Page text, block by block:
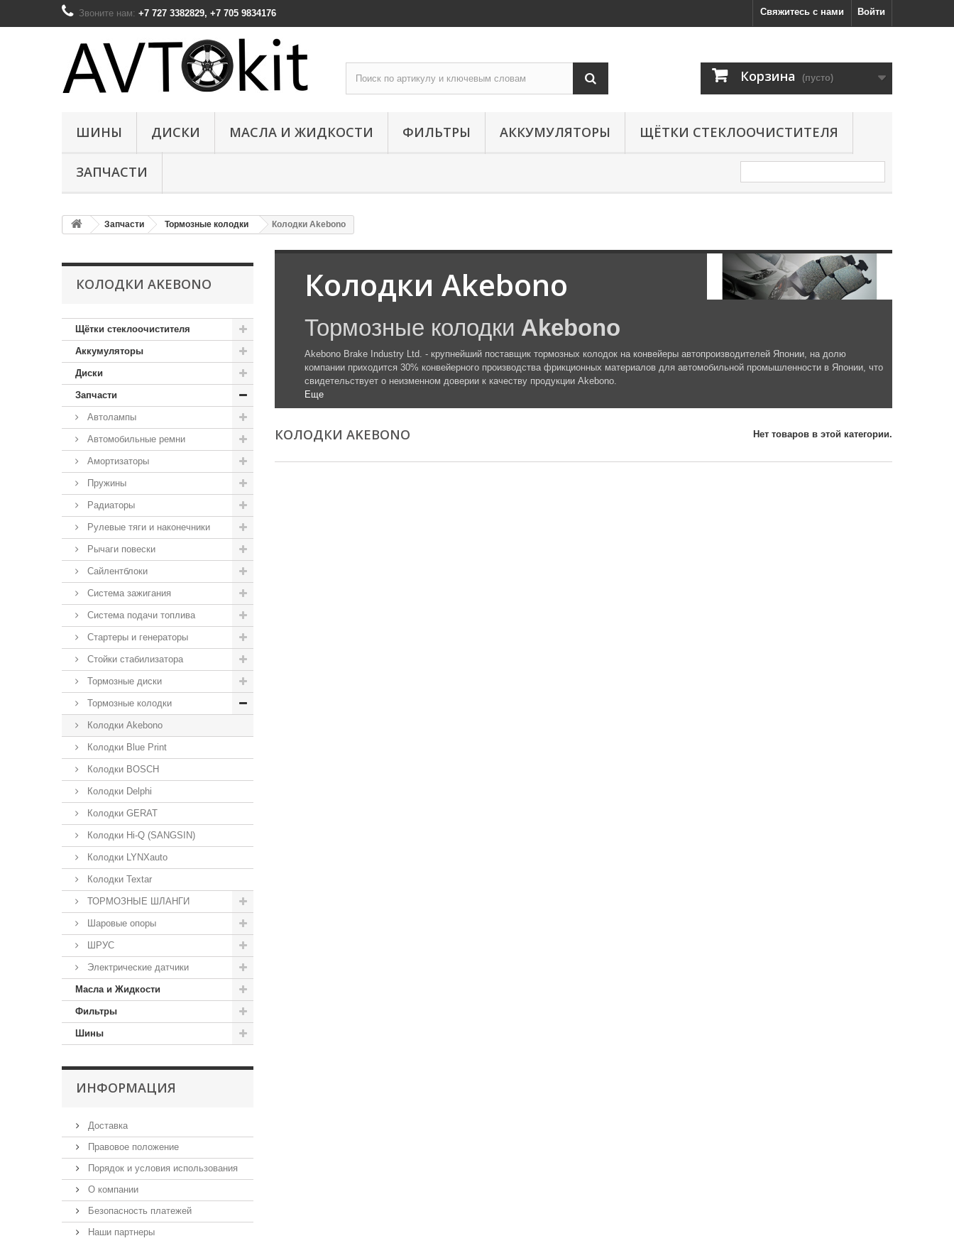
Войти
Свяжитесь с нами
Звоните нам: +7 727 3382829, +7 705 9834176
Корзина (пусто)
ШИНЫ ДИСКИ МАСЛА И ЖИДКОСТИ ФИЛЬТРЫ АККУМУЛЯТОРЫ ЩЁТКИ СТЕКЛООЧИСТИТЕЛЯ
ЗАПЧАСТИ
Запчасти Тормозные колодки Колодки Akebono
КОЛОДКИ AKEBONO
Щётки стеклоочистителя
Аккумуляторы
Диски
Запчасти
Автолампы
Автомобильные ремни
Амортизаторы
Пружины
Радиаторы
Рулевые тяги и наконечники
Рычаги повески
Сайлентблоки
Система зажигания
Система подачи топлива
Стартеры и генераторы
Стойки стабилизатора
Тормозные диски
Тормозные колодки
Колодки Akebono
Колодки Blue Print
Колодки BOSCH
Колодки Delphi
Колодки GERAT
Колодки Hi-Q (SANGSIN)
Колодки LYNXauto
Колодки Textar
ТОРМОЗНЫЕ ШЛАНГИ
Шаровые опоры
ШРУС
Электрические датчики
Масла и Жидкости
Фильтры
Шины
ИНФОРМАЦИЯ
Доставка
Правовое положение
Порядок и условия использования
О компании
Безопасность платежей
Наши партнеры
Колодки Akebono
Тормозные колодки Akebono
Akebono Brake Industry Ltd. - крупнейший поставщик тормозных колодок на конвейеры автопроизводителей Японии, на долю
компании приходится 30% конвейерного производства фрикционных материалов для автомобильной промышленности в Японии, что
свидетельствует о неизменном доверии к качеству продукции Akebono.
Еще
КОЛОДКИ AKEBONO Нет товаров в этой категории.